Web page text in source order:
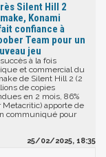
Silent Hill 2
Konami
confiance à
Team pour un
jeu
à la fois
et commercial du
de Silent Hill 2 (2
de copies
en 2 mois, 86%
Metacritic) apporte de
communiqué pour
25/02/2025, 18:35